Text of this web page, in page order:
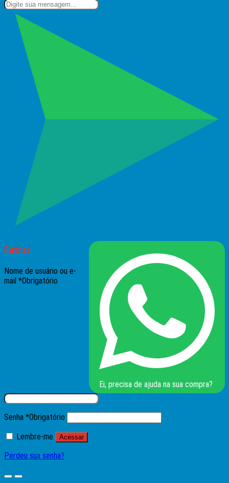
Ei, precisa de ajuda na sua compra?
Entrar
Nome de usuário ou e-
mail *Obrigatório
Senha *Obrigatório
Lembre-me
Acessar
Perdeu sua senha?